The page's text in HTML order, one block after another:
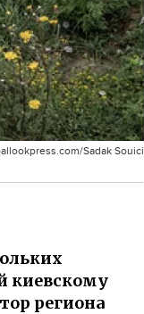
Sadak Souici
киевскому
региона